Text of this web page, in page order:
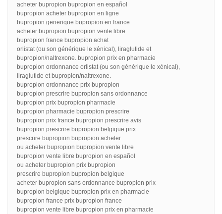
acheter bupropion bupropion en español
bupropion acheter bupropion en ligne
bupropion generique bupropion en france
acheter bupropion bupropion vente libre
bupropion france bupropion achat
orlistat (ou son générique le xénical), liraglutide et
bupropion/naltrexone. bupropion prix en pharmacie
bupropion ordonnance orlistat (ou son générique le xénical),
liraglutide et bupropion/naltrexone.
bupropion ordonnance prix bupropion
bupropion prescrire bupropion sans ordonnance
bupropion prix bupropion pharmacie
bupropion pharmacie bupropion prescrire
bupropion prix france bupropion prescrire avis
bupropion prescrire bupropion belgique prix
prescrire bupropion bupropion acheter
ou acheter bupropion bupropion vente libre
bupropion vente libre bupropion en español
ou acheter bupropion prix bupropion
prescrire bupropion bupropion belgique
acheter bupropion sans ordonnance bupropion prix
bupropion belgique bupropion prix en pharmacie
bupropion france prix bupropion france
bupropion vente libre bupropion prix en pharmacie